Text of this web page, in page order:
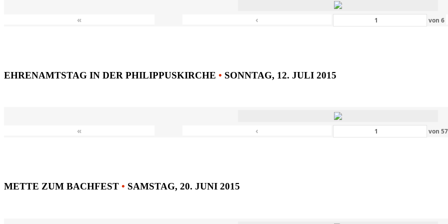
« ‹ von6
EHRENAMTSTAG IN DER PHILIPPUSKIRCHE • SONNTAG, 12. JULI 2015
« ‹ von57
METTE ZUM BACHFEST • SAMSTAG, 20. JUNI 2015